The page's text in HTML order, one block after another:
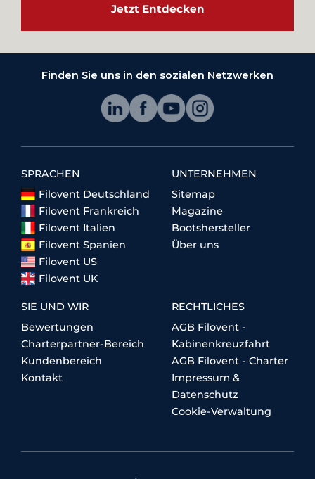
Jetzt Entdecken
Finden Sie uns in den sozialen Netzwerken
SPRACHEN
Filovent Deutschland
Filovent Frankreich
Filovent Italien
Filovent Spanien
Filovent US
Filovent UK
UNTERNEHMEN
Sitemap
Magazine
Bootshersteller
Über uns
SIE UND WIR
Bewertungen
Charterpartner-Bereich
Kundenbereich
Kontakt
RECHTLICHES
AGB Filovent -
Kabinenkreuzfahrt
AGB Filovent - Charter
Impressum &
Datenschutz
Cookie-Verwaltung